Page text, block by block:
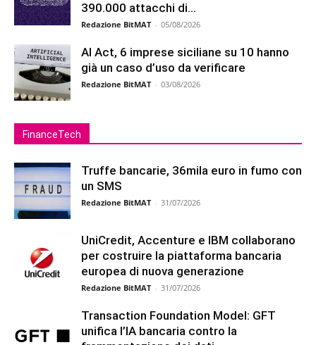
390.000 attacchi di...
Redazione BitMAT - 05/08/2026
AI Act, 6 imprese siciliane su 10 hanno
già un caso d’uso da verificare
Redazione BitMAT - 03/08/2026
FinanceTech
Truffe bancarie, 36mila euro in fumo con
un SMS
Redazione BitMAT - 31/07/2026
UniCredit, Accenture e IBM collaborano
per costruire la piattaforma bancaria
europea di nuova generazione
Redazione BitMAT - 31/07/2026
Transaction Foundation Model: GFT
unifica l’IA bancaria contro la